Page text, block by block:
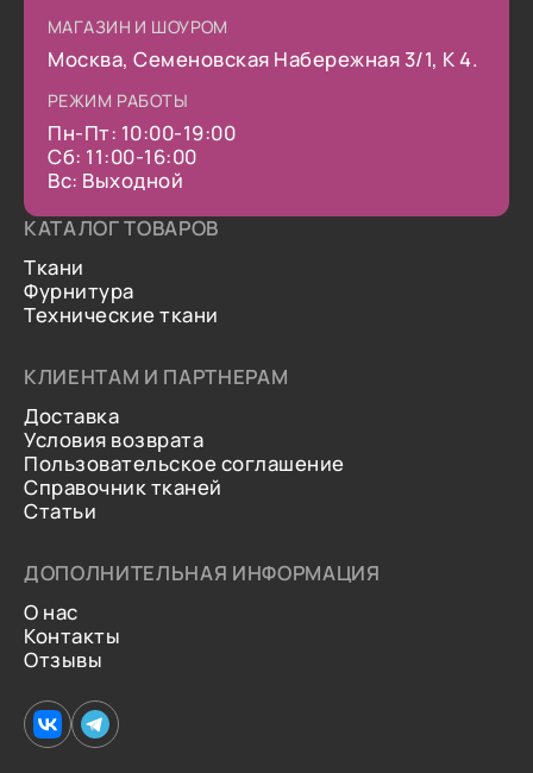
МАГАЗИН И ШОУРОМ
Москва, Семеновская Набережная 3/1, К 4.
РЕЖИМ РАБОТЫ
Пн-Пт: 10:00-19:00
Сб: 11:00-16:00
Вс: Выходной
КАТАЛОГ ТОВАРОВ
Ткани
Фурнитура
Технические ткани
КЛИЕНТАМ И ПАРТНЕРАМ
Доставка
Условия возврата
Пользовательское соглашение
Справочник тканей
Статьи
ДОПОЛНИТЕЛЬНАЯ ИНФОРМАЦИЯ
О нас
Контакты
Отзывы